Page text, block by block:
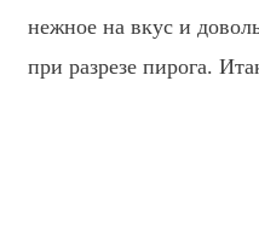
нежное на вкус и
при разрезе пирога.